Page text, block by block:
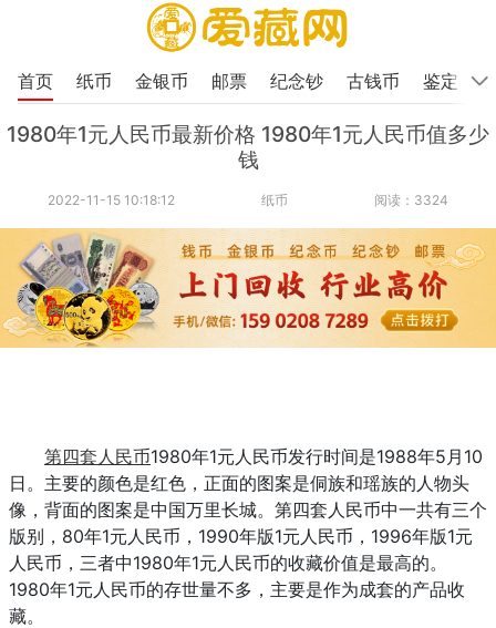
首页 纸币 金银币 邮票 纪念钞 古钱币 鉴定
1980年1元人民币最新价格 1980年1元人民币值多少
钱
2022-11-15 10:18:12 纸币 阅读：3324
第四套人民币1980年1元人民币发行时间是1988年5月10
日。主要的颜色是红色，正面的图案是侗族和瑶族的人物头
像，背面的图案是中国万里长城。第四套人民币中一共有三个
版别，80年1元人民币，1990年版1元人民币，1996年版1元
人民币，三者中1980年1元人民币的收藏价值是最高的。
1980年1元人民币的存世量不多，主要是作为成套的产品收
藏。